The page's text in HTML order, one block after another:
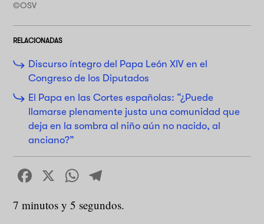
©OSV
RELACIONADAS
Discurso íntegro del Papa León XIV en el
Congreso de los Diputados
El Papa en las Cortes españolas: “¿Puede
llamarse plenamente justa una comunidad que
deja en la sombra al niño aún no nacido, al
anciano?”
Facebook
X WhatsApp
7 minutos y 5 segundos.